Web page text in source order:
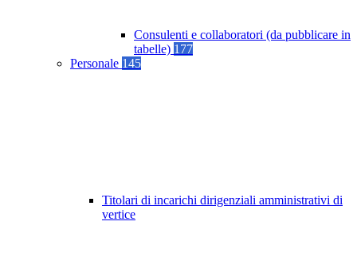
Consulenti e collaboratori (da pubblicare in
tabelle) 177
Personale 145
Titolari di incarichi dirigenziali amministrativi di
vertice